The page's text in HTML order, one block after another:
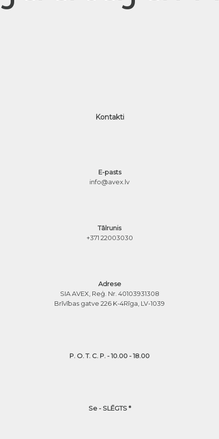
Kontakti
E-pasts
info@avex.lv
Tālrunis
+371 22003030
Adrese
SIA AVEX, Reģ. Nr. 40103931308
Brīvības gatve 226 K-4Rīga, LV-1039
P. O. T. C. P. - 10.00 - 18.00
Se - SLĒGTS *